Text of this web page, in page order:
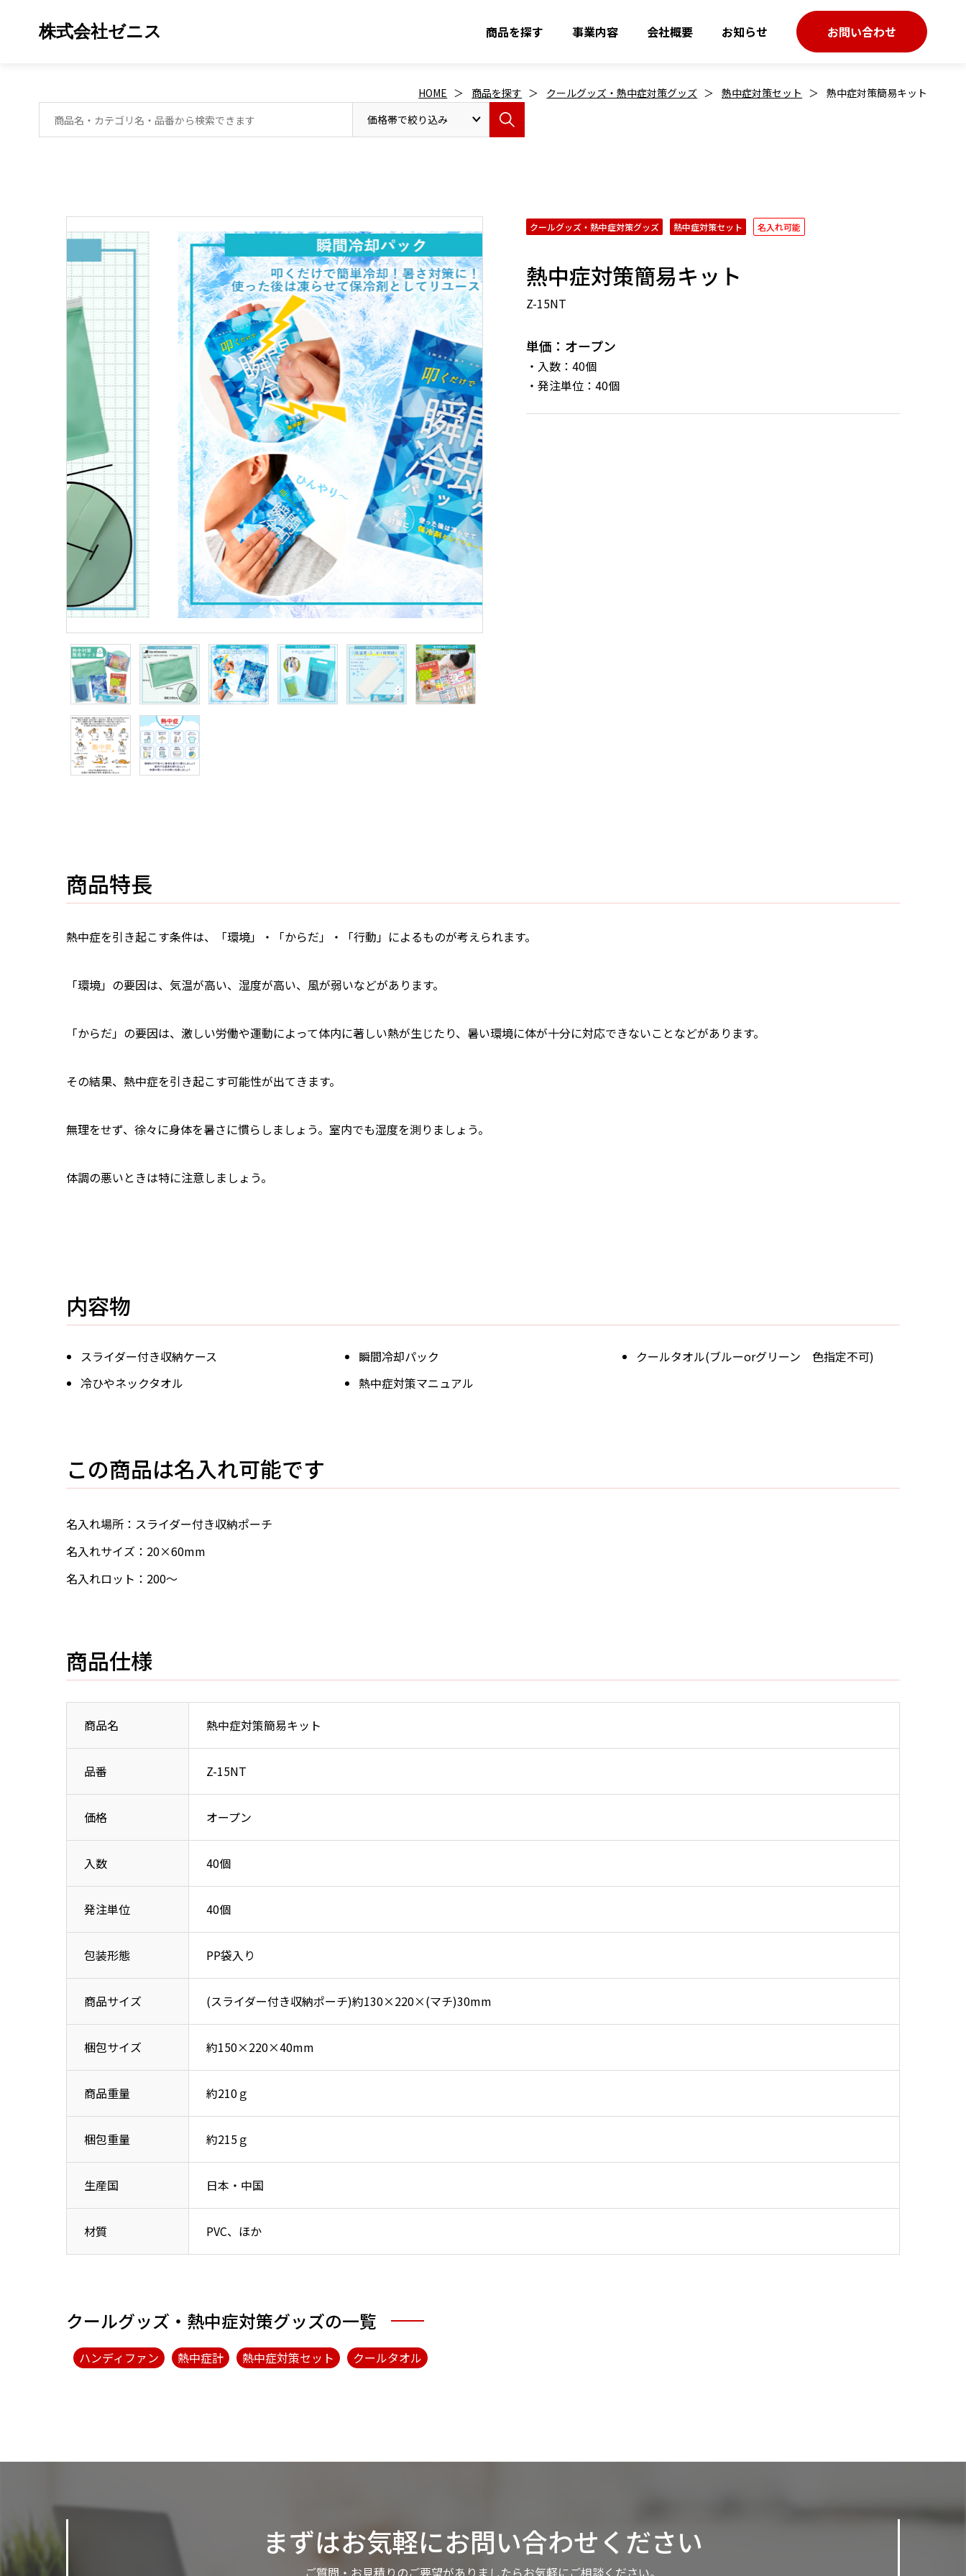
株式会社ゼニス 商品を探す 事業内容 会社概要 お知らせ お問い合わせ
HOME 商品を探す クールグッズ・熱中症対策グッズ 熱中症対策セット 熱中症対策簡易キット
クールグッズ・熱中症対策グッズ 熱中症対策セット 名入れ可能
熱中症対策簡易キット
Z-15NT
単価：オープン
・入数：40個
・発注単位：40個
商品特長
熱中症を引き起こす条件は、「環境」・「からだ」・「行動」によるものが考えられます。
「環境」の要因は、気温が高い、湿度が高い、風が弱いなどがあります。
「からだ」の要因は、激しい労働や運動によって体内に著しい熱が生じたり、暑い環境に体が十分に対応できないことなどがあります。
その結果、熱中症を引き起こす可能性が出てきます。
無理をせず、徐々に身体を暑さに慣らしましょう。室内でも湿度を測りましょう。
体調の悪いときは特に注意しましょう。
内容物
スライダー付き収納ケース 瞬間冷却パック
クールタオル(ブルーorグリーン 色指定不可)
冷ひやネックタオル
熱中症対策マニュアル
この商品は名入れ可能です
名入れ場所：スライダー付き収納ポーチ
名入れサイズ：20×60mm
名入れロット：200～
商品仕様
商品名 熱中症対策簡易キット
品番 Z-15NT
価格 オープン
入数 40個
発注単位 40個
包装形態 PP袋入り
商品サイズ (スライダー付き収納ポーチ)約130×220×(マチ)30mm
梱包サイズ 約150×220×40mm
商品重量 約210ｇ
梱包重量 約215ｇ
生産国 日本・中国
材質 PVC、ほか
クールグッズ・熱中症対策グッズの一覧
ハンディファン 熱中症計 熱中症対策セット クールタオル
まずはお気軽にお問い合わせください
ご質問・お見積りのご要望がありましたらお気軽にご相談ください。